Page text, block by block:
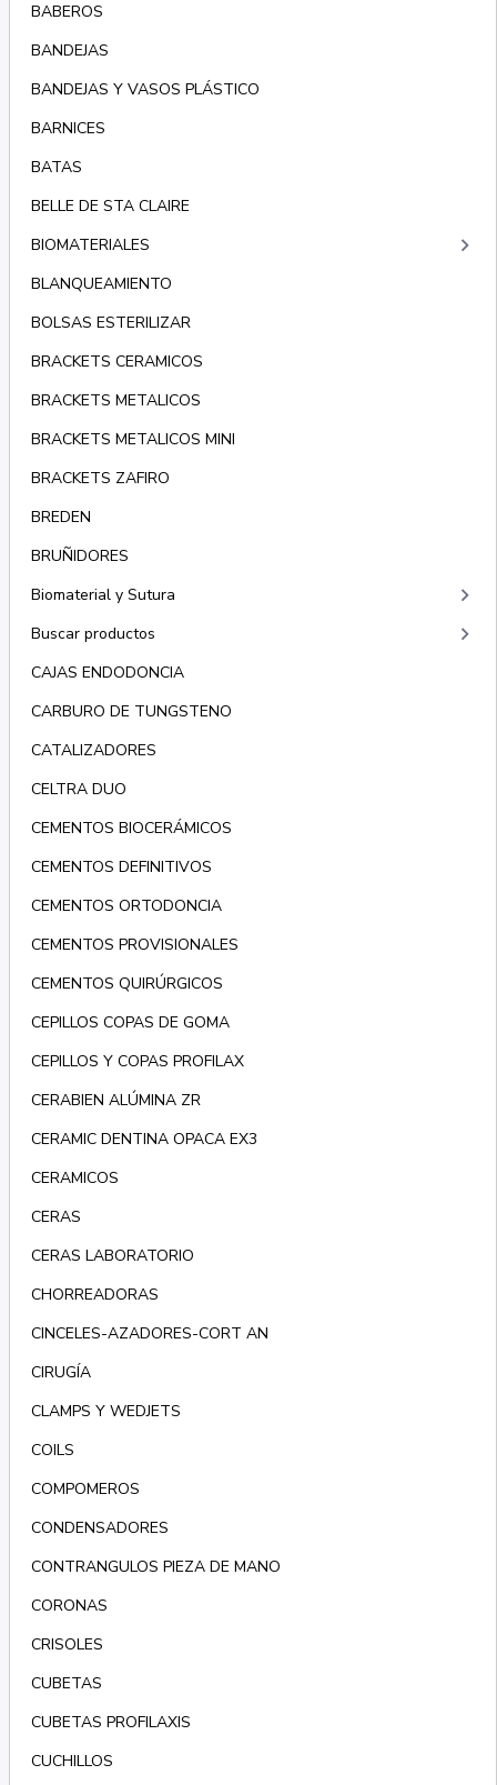
BABEROS
BANDEJAS
BANDEJAS Y VASOS PLÁSTICO
BARNICES
BATAS
BELLE DE STA CLAIRE
BIOMATERIALES
keyboard_arrow_right
BLANQUEAMIENTO
BOLSAS ESTERILIZAR
BRACKETS CERAMICOS
BRACKETS METALICOS
BRACKETS METALICOS MINI
BRACKETS ZAFIRO
BREDEN
BRUÑIDORES
Biomaterial y Sutura
keyboard_arrow_right
Buscar productos keyboard_arrow_right
CAJAS ENDODONCIA
CARBURO DE TUNGSTENO
CATALIZADORES
CELTRA DUO
CEMENTOS BIOCERÁMICOS
CEMENTOS DEFINITIVOS
CEMENTOS ORTODONCIA
CEMENTOS PROVISIONALES
CEMENTOS QUIRÚRGICOS
CEPILLOS COPAS DE GOMA
CEPILLOS Y COPAS PROFILAX
CERABIEN ALÚMINA ZR
CERAMIC DENTINA OPACA EX3
CERAMICOS
CERAS
CERAS LABORATORIO
CHORREADORAS
CINCELES-AZADORES-CORT AN
CIRUGÍA
CLAMPS Y WEDJETS
COILS
COMPOMEROS
CONDENSADORES
CONTRANGULOS PIEZA DE MANO
CORONAS
CRISOLES
CUBETAS
CUBETAS PROFILAXIS
CUCHILLOS